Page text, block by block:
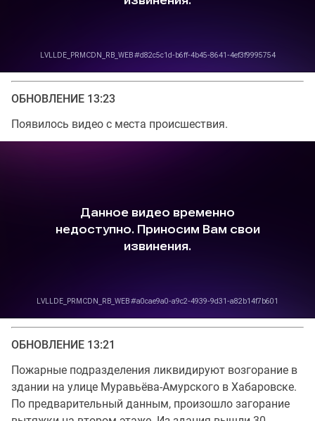
ОБНОВЛЕНИЕ 13:23
Появилось видео с места происшествия.
ОБНОВЛЕНИЕ 13:21
Пожарные подразделения ликвидируют возгорание в
здании на улице Муравьёва-Амурского в Хабаровске.
По предварительный данным, произошло загорание